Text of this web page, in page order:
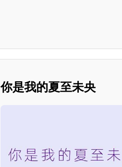
你是我的夏至未央